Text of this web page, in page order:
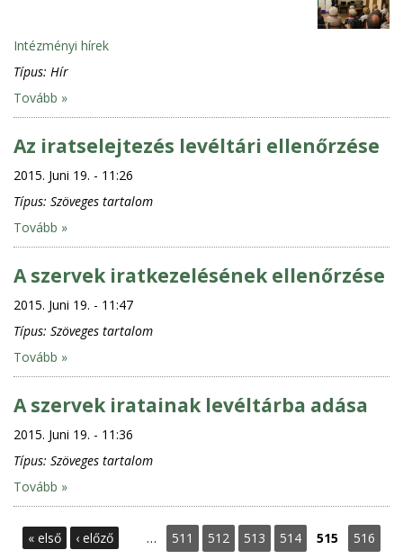
Intézményi hírek
Típus: Hír
Tovább »
Az iratselejtezés levéltári ellenőrzése
2015. Juni 19. - 11:26
Típus: Szöveges tartalom
Tovább »
A szervek iratkezelésének ellenőrzése
2015. Juni 19. - 11:47
Típus: Szöveges tartalom
Tovább »
A szervek iratainak levéltárba adása
2015. Juni 19. - 11:36
Típus: Szöveges tartalom
Tovább »
S « első ‹ előző … 511 512 513 514 515 516